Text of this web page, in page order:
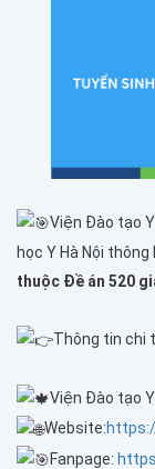
Viện Đào tạo
học Y Hà Nội
thuộc Đề án 520
Thông tin chi
Viện Đào tạo
Website:
Fanpage: